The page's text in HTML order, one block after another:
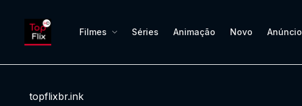
Filmes Séries Animação Novo Anúncio
topflixbr.ink